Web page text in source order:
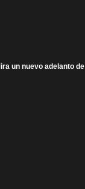
un nuevo adelanto de